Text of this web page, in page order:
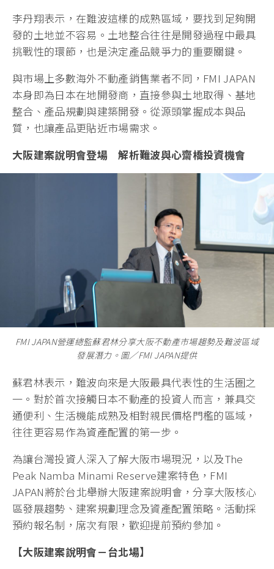
李丹翔表示，在難波這樣的成熟區域，要找到足夠開
發的土地並不容易。土地整合往往是開發過程中最具
挑戰性的環節，也是決定產品競爭力的重要關鍵。
與市場上多數海外不動產銷售業者不同，FMI JAPAN
本身即為日本在地開發商，直接參與土地取得、基地
整合、產品規劃與建築開發。從源頭掌握成本與品
質，也讓產品更貼近市場需求。
大阪建案說明會登場 解析難波與心齋橋投資機會
FMI JAPAN營運總監蘇君林分享大阪不動產市場趨勢及難波區域
發展潛力。圖／FMI JAPAN提供
蘇君林表示，難波向來是大阪最具代表性的生活圈之
一。對於首次接觸日本不動產的投資人而言，兼具交
通便利、生活機能成熟及相對親民價格門檻的區域，
往往更容易作為資產配置的第一步。
為讓台灣投資人深入了解大阪市場現況，以及The
Peak Namba Minami Reserve建案特色，FMI
JAPAN將於台北舉辦大阪建案說明會，分享大阪核心
區發展趨勢、建案規劃理念及資產配置策略。活動採
預約報名制，席次有限，歡迎提前預約參加。
【大阪建案說明會－台北場】